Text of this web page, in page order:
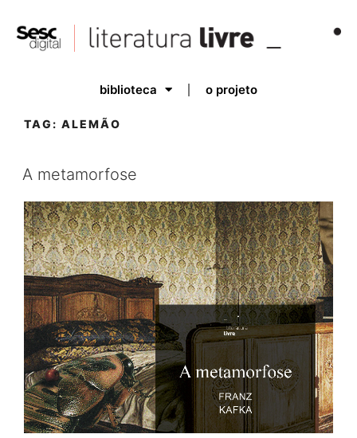
biblioteca o projeto
TAG: ALEMÃO
A metamorfose